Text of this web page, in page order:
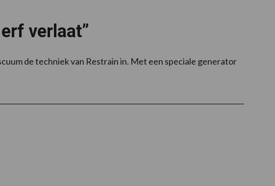
verlaat”
de techniek van Restrain in. Met een speciale generator